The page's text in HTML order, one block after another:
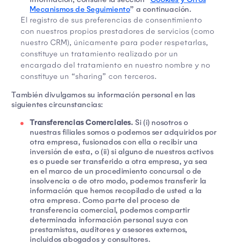
Mecanismos de Seguimiento” a continuación.
El registro de sus preferencias de consentimiento
con nuestros propios prestadores de servicios (como
nuestro CRM), únicamente para poder respetarlas,
constituye un tratamiento realizado por un
encargado del tratamiento en nuestro nombre y no
constituye un “sharing” con terceros.
También divulgamos su información personal en las
siguientes circunstancias:
Transferencias Comerciales. Si (i) nosotros o
nuestras filiales somos o podemos ser adquiridos por
otra empresa, fusionados con ella o recibir una
inversión de esta, o (ii) si alguno de nuestros activos
es o puede ser transferido a otra empresa, ya sea
en el marco de un procedimiento concursal o de
insolvencia o de otro modo, podemos transferir la
información que hemos recopilado de usted a la
otra empresa. Como parte del proceso de
transferencia comercial, podemos compartir
determinada información personal suya con
prestamistas, auditores y asesores externos,
incluidos abogados y consultores.